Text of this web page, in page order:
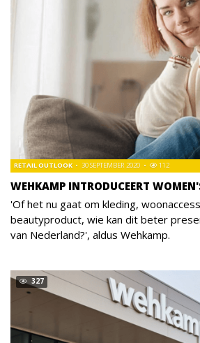
WEHKAMP INTRODUCEERT
RETAIL OUTLOOK 30 SEPTEMBER 2020 112
'Of het nu gaat om kleding,
beautyproduct, wie kan dit beter
van Nederland?', aldus Wehkamp.
327